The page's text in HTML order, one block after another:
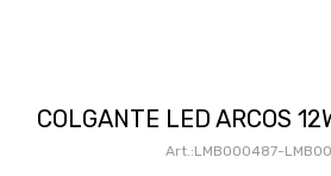
COLGANTE LED ARCOS
LMB000487-